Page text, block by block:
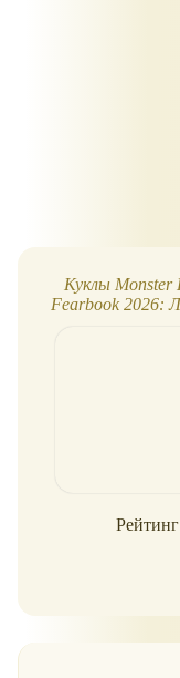
Куклы Monster
Fearbook 2026:
Рейтинг